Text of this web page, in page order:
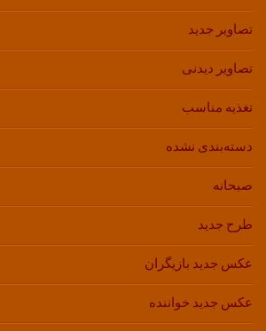
تصاویر جدید
تصاویر دیدنی
تغذیه مناسب
دسته‌بندی نشده
صبحانه
طرح جدید
عکس جدید بازیگران
عکس جدید خواننده